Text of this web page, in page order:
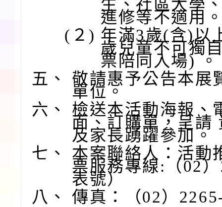
生、社區大學
進修等不適用
(２) 年滿3歲(含)以
歲兒童不可獨
票陪同入場) 。
五、
敬請惠予公告本展
單位。
六、
檢送本活動海報、
面、訂購單，呈請
及家長踴躍參加。
七、
本案聯絡人：活動
票服務專線:（02
表號）
八、
傳真：（02）